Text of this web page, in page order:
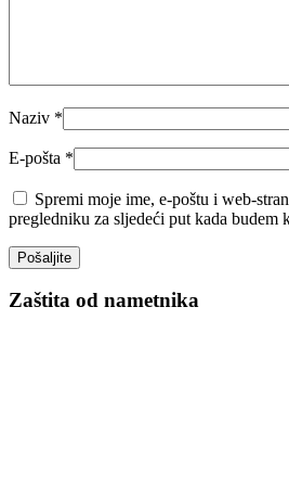
Naziv *
E-pošta *
Spremi moje ime, e-poštu i web-
pregledniku za sljedeći put kada budem
Zaštita od nametnika